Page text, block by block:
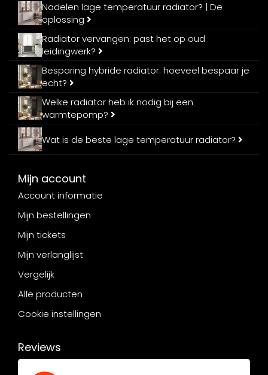
Nadelen lage temperatuur radiator? | De
oplossing
Radiator vervangen: past het op oud
leidingwerk?
Besparing hybride radiator: hoeveel bespaar je
echt?
Welke radiator heb ik nodig bij een
warmtepomp?
Wat is de beste lage temperatuur radiator?
Mijn account
Account informatie
Mijn bestellingen
Mijn tickets
Mijn verlanglijst
Vergelijk
Alle producten
Cookie instellingen
Reviews